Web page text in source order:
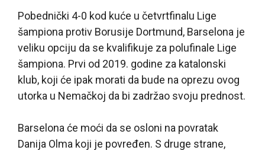
Pobednički 4-0 kod kuće u četvrtfinalu Lige
šampiona protiv Borusije Dortmund, Barselona je
veliku opciju da se kvalifikuje za polufinale Lige
šampiona. Prvi od 2019. godine za katalonski
klub, koji će ipak morati da bude na oprezu ovog
utorka u Nemačkoj da bi zadržao svoju prednost.
Barselona će moći da se osloni na povratak
Danija Olma koji je povređen. S druge strane,